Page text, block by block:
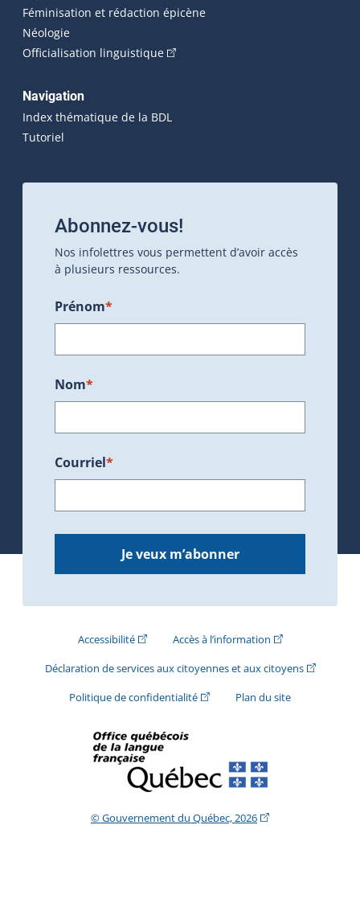
Féminisation et rédaction épicène
Néologie
Officialisation linguistique(Cet hyperlien externe s'ouvrira
Navigation
Index thématique de la BDL
Tutoriel
Abonnez-vous!
Nos infolettres vous permettent d’avoir accès
à plusieurs ressources.
Prénom*
Nom*
Courriel*
Je veux m’abonner
Accessibilité(Cet hyperlien externe s'ouvrira dans une
Accès à l’information(Cet hyperlien
Déclaration de services aux citoyennes et aux citoyens(Cet
Politique de confidentialité(Cet hyperlien externe s'ouvrira
Plan du site
© Gouvernement du Québec, 2026(Cet hyperlien